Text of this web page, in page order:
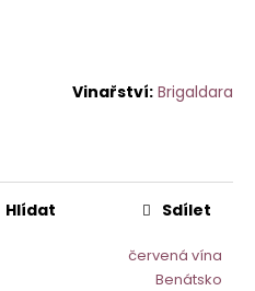
Brigaldara
červená vína
Benátsko
Hlídat Sdílet